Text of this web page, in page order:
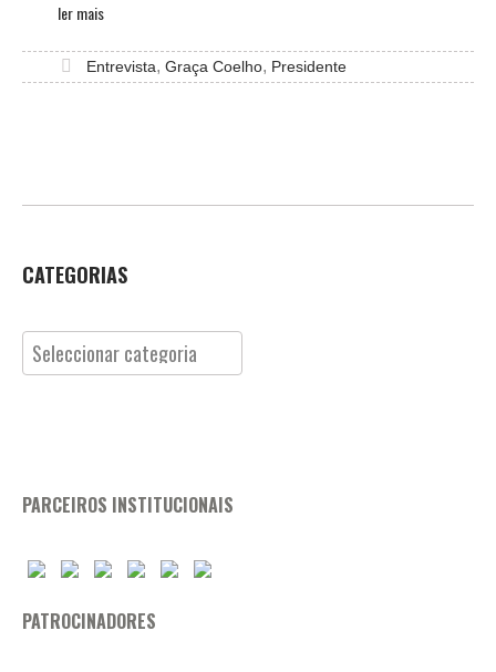
ler mais
Entrevista, Graça Coelho, Presidente
CATEGORIAS
Categorias
PARCEIROS INSTITUCIONAIS
PATROCINADORES